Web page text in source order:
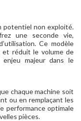
potentiel non exploité.
une seconde vie,
Ce modèle
et réduit le volume de
majeur dans le
chaque machine soit
ou en remplaçant les
performance optimale
pièces.